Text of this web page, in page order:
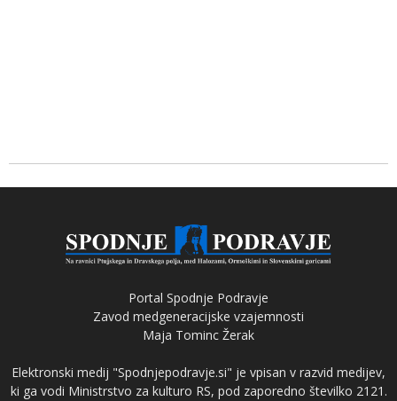
Portal Spodnje Podravje
Zavod medgeneracijske vzajemnosti
Maja Tominc Žerak
Elektronski medij "Spodnjepodravje.si" je vpisan v razvid medijev,
ki ga vodi Ministrstvo za kulturo RS, pod zaporedno številko 2121.